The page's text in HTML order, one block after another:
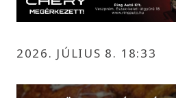
2026. JÚLIUS 8. 18:33